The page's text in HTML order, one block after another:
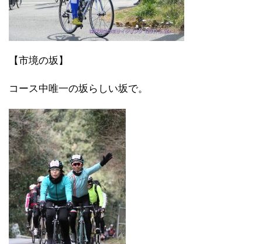
【市境の坂】
コース中唯一の坂らしい坂で。